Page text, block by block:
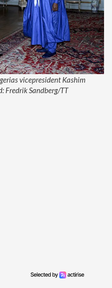
vicepresident Kashim
Fredrik Sandberg/TT